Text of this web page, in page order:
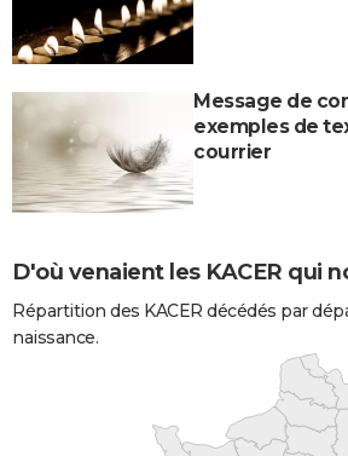
Message de
exemples de
courrier
D'où venaient les KACER qui
Répartition des KACER décédés par
naissance.